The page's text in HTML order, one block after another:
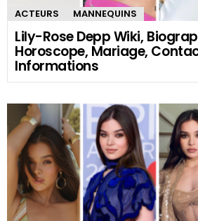
ACTEURS MANNEQUINS
Lily-Rose Depp Wiki,
Horoscope, Mariage,
Informations